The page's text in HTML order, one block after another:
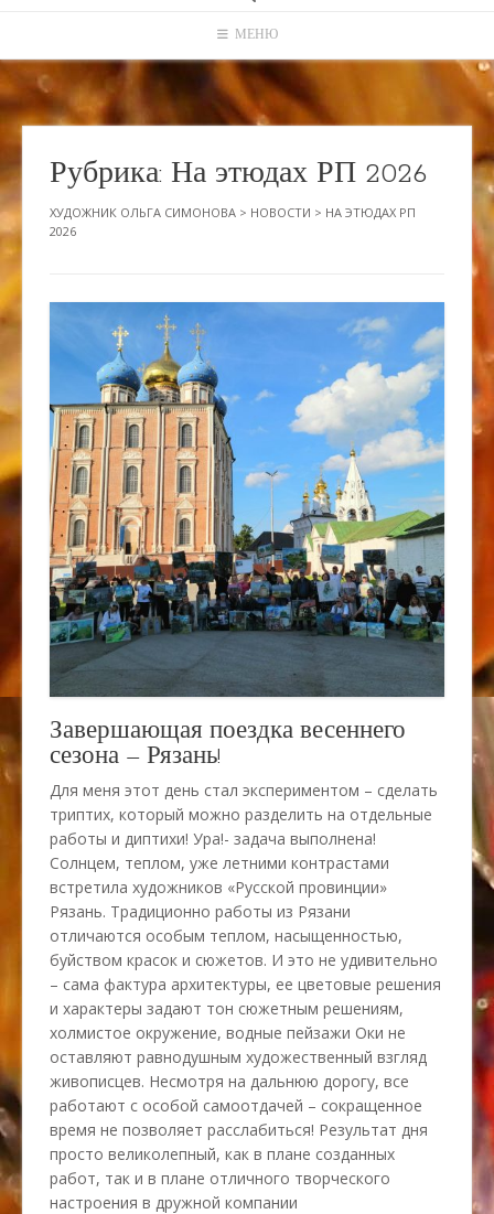
МЕНЮ
Рубрика: На этюдах РП 2026
ХУДОЖНИК ОЛЬГА СИМОНОВА > НОВОСТИ > НА ЭТЮДАХ РП
2026
Завершающая поездка весеннего
сезона – Рязань!
Для меня этот день стал экспериментом – сделать
триптих, который можно разделить на отдельные
работы и диптихи! Ура!- задача выполнена!
Солнцем, теплом, уже летними контрастами
встретила художников «Русской провинции»
Рязань. Традиционно работы из Рязани
отличаются особым теплом, насыщенностью,
буйством красок и сюжетов. И это не удивительно
– сама фактура архитектуры, ее цветовые решения
и характеры задают тон сюжетным решениям,
холмистое окружение, водные пейзажи Оки не
оставляют равнодушным художественный взгляд
живописцев. Несмотря на дальнюю дорогу, все
работают с особой самоотдачей – сокращенное
время не позволяет расслабиться! Результат дня
просто великолепный, как в плане созданных
работ, так и в плане отличного творческого
настроения в дружной компании